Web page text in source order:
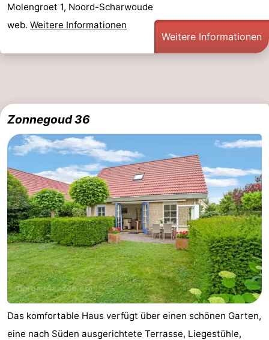
Molengroet 1, Noord-Scharwoude
web. Weitere Informationen
Weitere Informationen
Zonnegoud 36
Das komfortable Haus verfügt über einen schönen Garten,
eine nach Süden ausgerichtete Terrasse, Liegestühle,